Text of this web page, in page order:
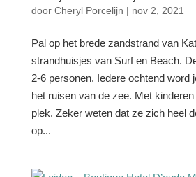
door Cheryl Porcelijn | nov 2, 2021
Pal op het brede zandstrand van
strandhuisjes van Surf en Beach.
2-6 personen. Iedere ochtend word
het ruisen van de zee. Met
plek. Zeker weten dat ze zich heel
op...